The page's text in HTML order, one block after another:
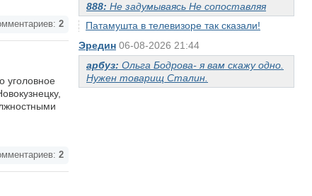
888: Не задумываясь Не сопоставляя
Патамушта в телевизоре так сказали!
Эредин 06-08-2026 21:44
арбуз: Ольга Бодрова- я вам скажу одно.
Нужен товарищ Сталин.
2
уголовное
2